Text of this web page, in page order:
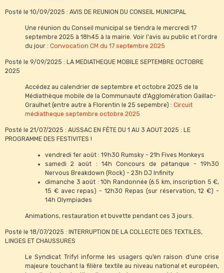
Posté le 10/09/2025 : AVIS DE REUNION DU CONSEIL MUNICIPAL
Une réunion du Conseil municipal se tiendra le mercredi 17
septembre 2025 à 18h45 à la mairie. Voir l'avis au public et l'ordre
du jour : Convocation CM du 17 septembre 2025
Posté le 9/09/2025 : LA MEDIATHEQUE MOBILE SEPTEMBRE OCTOBRE
2025
Accédez au calendrier de septembre et octobre 2025 de la
Médiathèque mobile de la Communauté d'Agglomération Gaillac-
Graulhet (entre autre à Florentin le 25 sepembre) : Circuit
médiatheque septembre octobre 2025
Posté le 21/07/2025 : AUSSAC EN FÊTE DU 1 AU 3 AOUT 2025 : LE
PROGRAMME DES FESTIVITES !
vendredi 1er août : 19h30 Rumsky - 21h Fives Monkeys
samedi 2 août : 14h Concours de pétanque - 19h30
Nervous Breakdown (Rock) - 23h DJ Infinity
dimanche 3 août : 10h Randonnée (6.5 km, inscription 5 €,
15 € avec repas) - 12h30 Repas (sur réservation, 12 €) -
14h Olympiades
Animations, restauration et buvette pendant ces 3 jours.
Posté le 18/07/2025 : INTERRUPTION DE LA COLLECTE DES TEXTILES,
LINGES ET CHAUSSURES
Le Syndicat Trifyl informe les usagers qu’en raison d’une crise
majeure touchant la filière textile au niveau national et européen,